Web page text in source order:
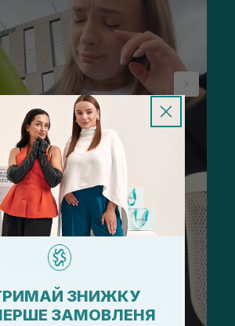
ЗНИЖКУ
ЗАМОВЛЕНЯ